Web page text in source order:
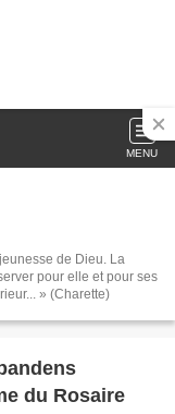
MENU
de Dieu. La
pour elle et pour ses
» (Charette)
du Rosaire